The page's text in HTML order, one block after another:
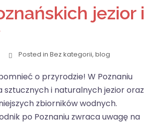
jezior i
Posted in Bez kategorii, blog
o przyrodzie! W Poznaniu
sztucznych i naturalnych jezior oraz
zbiorników wodnych.
po Poznaniu zwraca uwagę na